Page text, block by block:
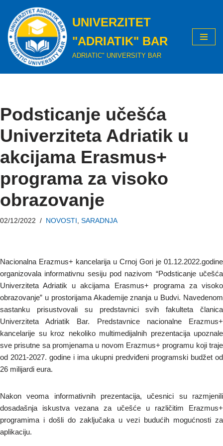
Skip
to
content
UNIVERZITET
"ADRIATIK" BAR
ADRIATIC" UNIVERSITY BAR
Podsticanje učešća
Univerziteta Adriatik u
akcijama Erasmus+
programa za visoko
obrazovanje
02/12/2022 NOVOSTI , SARADNJA
Nacionalna Erazmus+ kancelarija u Crnoj Gori je 01.12.2022.godine
organizovala informativnu sesiju pod nazivom “Podsticanje učešća
Univerziteta Adriatik u akcijama Erasmus+ programa za visoko
obrazovanje” u prostorijama Akademije znanja u Budvi. Navedenom
sastanku prisustvovali su predstavnici svih fakulteta članica
Univerziteta Adriatik Bar. Predstavnice nacionalne Erazmus+
kancelarije su kroz nekoliko multimedijalnih prezentacija upoznale
sve prisutne sa promjenama u novom Erazmus+ programu koji traje
od 2021-2027. godine i ima ukupni predviđeni programski budžet od
26 milijardi eura.
Nakon veoma informativnih prezentacija, učesnici su razmjenili
dosadašnja iskustva vezana za učešće u različitim Erazmus+
programima i došli do zaključaka u vezi budućih mogućnosti za
aplikaciju.